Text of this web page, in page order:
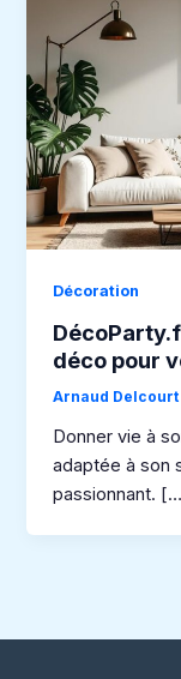
Décoration
déco pour
Arnaud
Donner vie à
adaptée à son
passionnant.